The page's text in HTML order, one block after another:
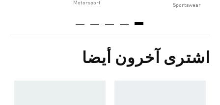
Sportswear
Motorsport
اشترى آخرون أيضا